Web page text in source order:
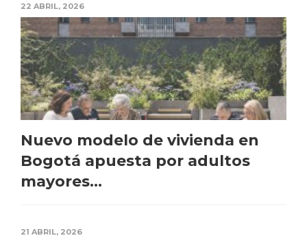
22 ABRIL, 2026
Nuevo modelo de vivienda en
Bogotá apuesta por adultos
mayores...
21 ABRIL, 2026